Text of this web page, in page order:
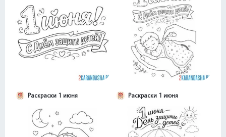
Раскраски 1 июня Раскраски 1 июня